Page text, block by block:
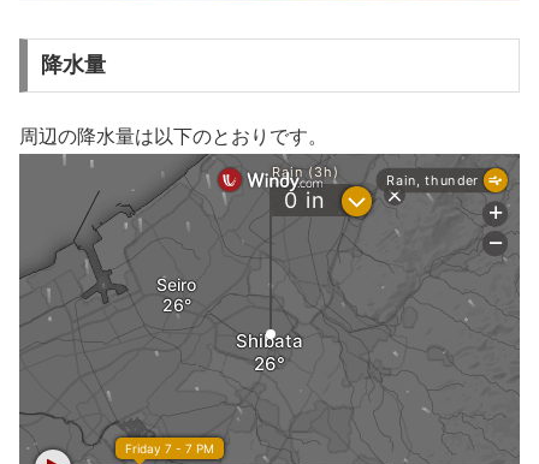
降水量
周辺の降水量は以下のとおりです。